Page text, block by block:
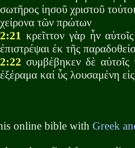
σωτῆρος ἰησοῦ χριστοῦ
χείρονα τῶν πρώτων
2:21 κρεῖττον γὰρ ἦν
ἐπιστρέψαι ἐκ τῆς
2:22 συμβέβηκεν δὲ αὐτοῖς
ἐξέραμα καί ὗς λουσαμένη
online bible with Greek